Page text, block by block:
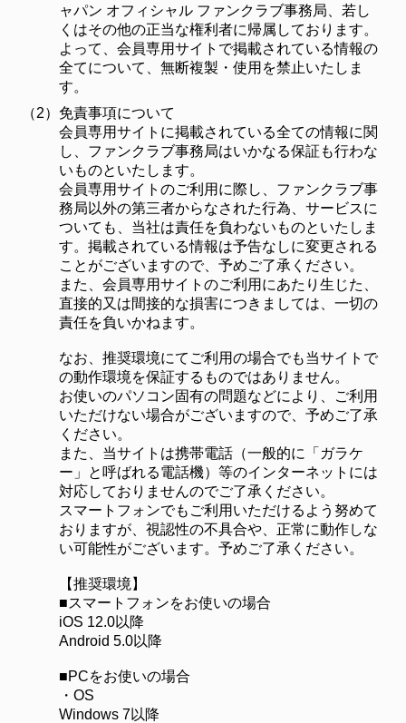
ャパン オフィシャル ファンクラブ事務局、若し
くはその他の正当な権利者に帰属しております。
よって、会員専用サイトで掲載されている情報の
全てについて、無断複製・使用を禁止いたしま
す。
（2） 免責事項について
会員専用サイトに掲載されている全ての情報に関
し、ファンクラブ事務局はいかなる保証も行わな
いものといたします。
会員専用サイトのご利用に際し、ファンクラブ事
務局以外の第三者からなされた行為、サービスに
ついても、当社は責任を負わないものといたしま
す。掲載されている情報は予告なしに変更される
ことがございますので、予めご了承ください。
また、会員専用サイトのご利用にあたり生じた、
直接的又は間接的な損害につきましては、一切の
責任を負いかねます。
なお、推奨環境にてご利用の場合でも当サイトで
の動作環境を保証するものではありません。
お使いのパソコン固有の問題などにより、ご利用
いただけない場合がございますので、予めご了承
ください。
また、当サイトは携帯電話（一般的に「ガラケ
ー」と呼ばれる電話機）等のインターネットには
対応しておりませんのでご了承ください。
スマートフォンでもご利用いただけるよう努めて
おりますが、視認性の不具合や、正常に動作しな
い可能性がございます。予めご了承ください。
【推奨環境】
■スマートフォンをお使いの場合
iOS 12.0以降
Android 5.0以降
■PCをお使いの場合
・OS
Windows 7以降